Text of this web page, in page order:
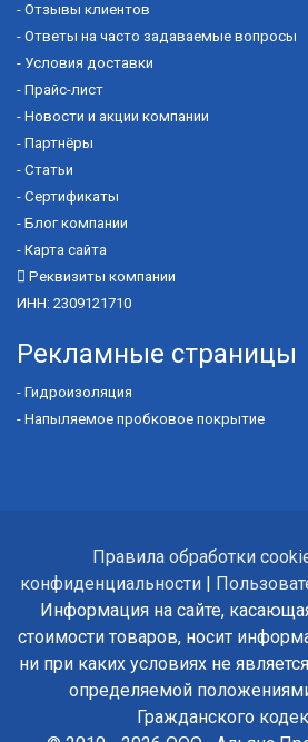
- Отзывы клиентов
- Ответы на часто задаваемые вопросы
- Условия доставки
- Прайс-лист
- Новости и акции компании
- Партнёры
- Статьи
- Сертификаты
- Блог компании
- Карта сайта
Реквизиты компании
ИНН: 2309121710
Рекламные страницы
- Гидроизоляция
- Напыляемое пробковое покрытие
Правила обработки
конфиденциальности|
Информация на сайте,
стоимости товаров, носит
ни при каких условиях не
определяемой
Гражданского